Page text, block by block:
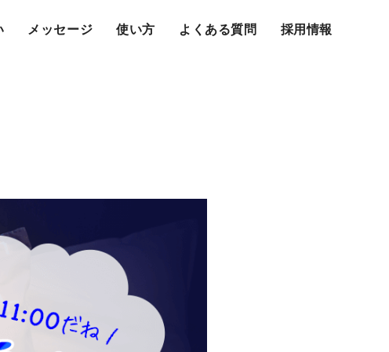
メッセージ 使い方 よくある質問 採用情報